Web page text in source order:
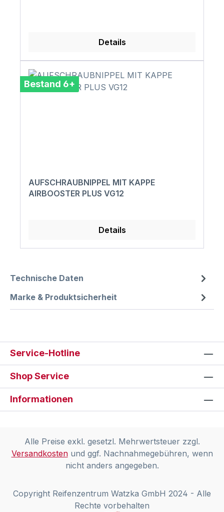
Details
Bestand 6+
AUFSCHRAUBNIPPEL MIT KAPPE
AIRBOOSTER PLUS VG12
Details
Technische Daten
Marke & Produktsicherheit
Service-Hotline
Shop Service
Informationen
Alle Preise exkl. gesetzl. Mehrwertsteuer zzgl.
Versandkostenund ggf. Nachnahmegebühren, wenn
nicht anders angegeben.
Copyright Reifenzentrum Watzka GmbH 2024 - Alle
Rechte vorbehalten